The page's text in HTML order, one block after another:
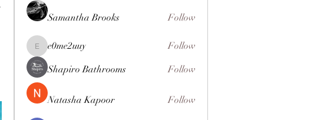
Samantha Brooks Follow
e0me2uuy
e0me2uuy
Follow
Shapiro Bathrooms
Follow
Natasha Kapoor Follow